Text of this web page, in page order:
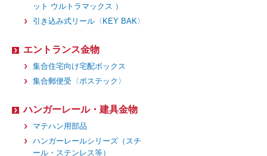
ット ウルトラマックス ）
引き込み式リール〈KEY BAK〉
エントランス金物
集合住宅向け宅配ボックス
集合郵便受〈ポステック〉
ハンガーレール・建具金物
マテハン用部品
ハンガーレールシリーズ（スチ
ール・ステンレス等）